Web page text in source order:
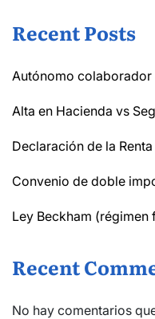
Recent Posts
Autónomo colaborador
Alta en Hacienda vs
Declaración de la Renta
Convenio de doble
Ley Beckham
Recent
No hay comentarios